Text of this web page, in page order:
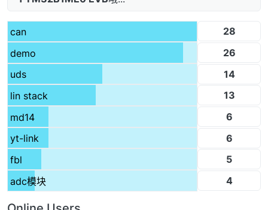
can
28
demo
26
uds
14
lin stack
13
md14
6
yt-link
6
fbl
5
adc模块
4